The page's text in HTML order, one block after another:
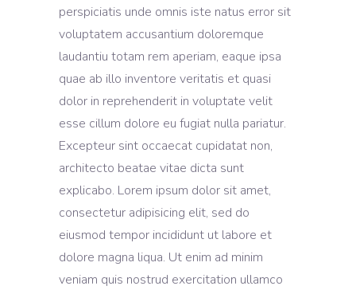
perspiciatis unde omnis iste natus error sit
voluptatem accusantium doloremque
laudantiu totam rem aperiam, eaque ipsa
quae ab illo inventore veritatis et quasi
dolor in reprehenderit in voluptate velit
esse cillum dolore eu fugiat nulla pariatur.
Excepteur sint occaecat cupidatat non,
architecto beatae vitae dicta sunt
explicabo. Lorem ipsum dolor sit amet,
consectetur adipisicing elit, sed do
eiusmod tempor incididunt ut labore et
dolore magna liqua. Ut enim ad minim
veniam quis nostrud exercitation ullamco